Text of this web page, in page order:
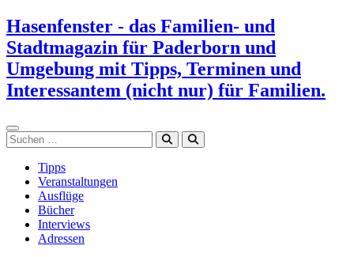
Zum
Inhalt
springen
Hasenfenster - das Familien- und
Stadtmagazin für Paderborn und
Umgebung mit Tipps, Terminen und
Interessantem (nicht nur) für Familien.
Suchen
Tipps
Veranstaltungen
Ausflüge
Bücher
Interviews
Adressen